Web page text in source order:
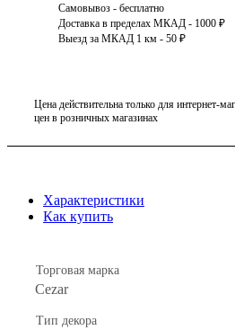
Самовывоз - бесплатно
Доставка в пределах МКАД - 1000 ₽
Выезд за МКАД 1 км - 50 ₽
Цена действительна только для интернет-
цен в розничных магазинах
Характеристики
Как купить
Торговая марка
Cezar
Тип декора